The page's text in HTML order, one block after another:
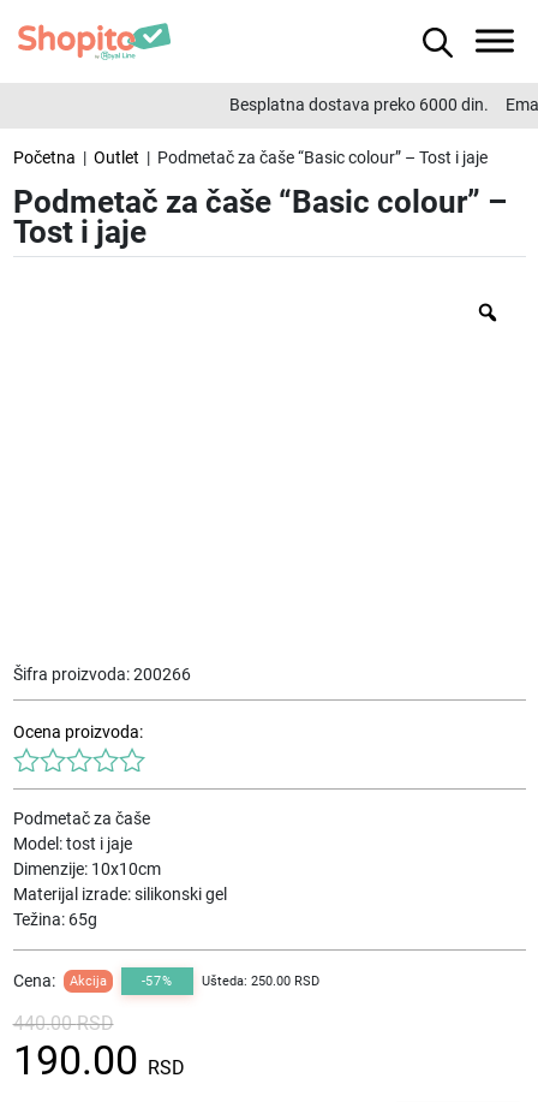
Besplatna dostava preko 6000 din.
Početna | Outlet | Podmetač za čaše “Basic colour” – Tost i jaje
Podmetač za čaše “Basic colour” –
Tost i jaje
Šifra proizvoda:200266
Ocena proizvoda:
Podmetač za čaše
Model: tost i jaje
Dimenzije: 10x10cm
Materijal izrade: silikonski gel
Težina: 65g
Cena: Akcija -57% Ušteda: 250.00 RSD
440.00RSD
Originalna
cena
je
190.00 RSD
Trenutna
cena
je: